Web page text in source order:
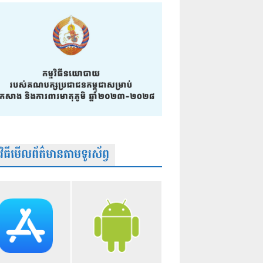
ធីមើលព័ត៌មានតាមទូរស័ព្វ